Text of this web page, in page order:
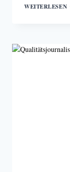
WEITERLESEN